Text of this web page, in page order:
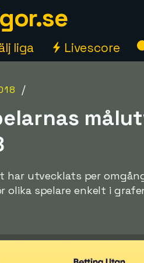
liga Livescore
/
har utvecklats per
olika spelare enkelt i